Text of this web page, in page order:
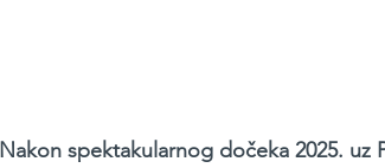
Nakon spektakularnog dočeka 2025.